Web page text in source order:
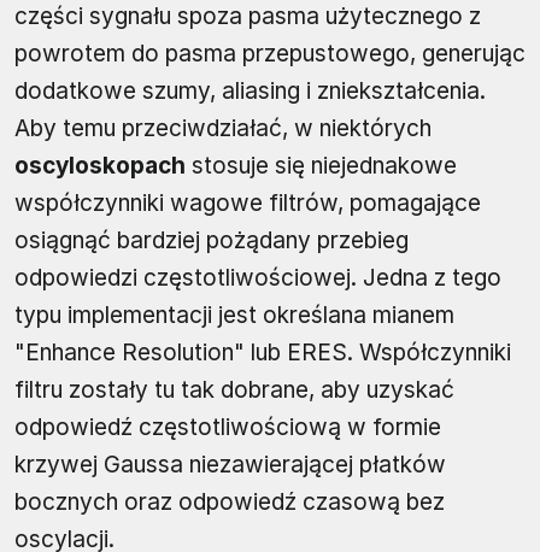
części sygnału spoza pasma użytecznego z
powrotem do pasma przepustowego, generując
dodatkowe szumy, aliasing i zniekształcenia.
Aby temu przeciwdziałać, w niektórych
oscyloskopach stosuje się niejednakowe
współczynniki wagowe filtrów, pomagające
osiągnąć bardziej pożądany przebieg
odpowiedzi częstotliwościowej. Jedna z tego
typu implementacji jest określana mianem
"Enhance Resolution" lub ERES. Współczynniki
filtru zostały tu tak dobrane, aby uzyskać
odpowiedź częstotliwościową w formie
krzywej Gaussa niezawierającej płatków
bocznych oraz odpowiedź czasową bez
oscylacji.